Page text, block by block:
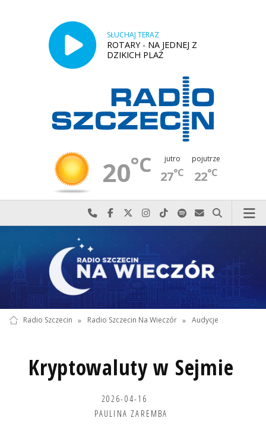
SŁUCHAJ TERAZ
ROTARY - NA JEDNEJ Z
DZIKICH PLAŻ
20°C jutro
27°C
pojutrze
22°C
Najlepiej po prostu do nas zadzwoń
Odwiedź nas na Facebook-u
Odwiedź nas na X
Odwiedź nas na Instagram-ie
Odwiedź nas na TikTok-u
Szukaj nas na Spotify
Wyślij do nas
Szukaj
Radio Szczecin » Radio Szczecin Na Wieczór » Audycje
Kryptowaluty w Sejmie
2026-04-16
PAULINA ZAREMBA